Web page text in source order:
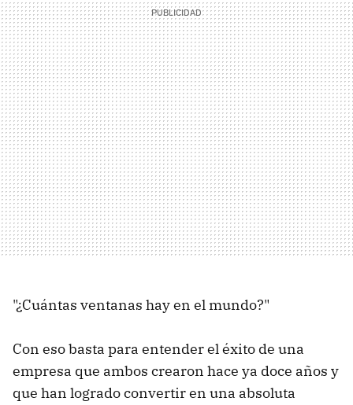
"¿Cuántas ventanas hay en el mundo?"
Con eso basta para entender el éxito de una
empresa que ambos crearon hace ya doce años y
que han logrado convertir en una absoluta